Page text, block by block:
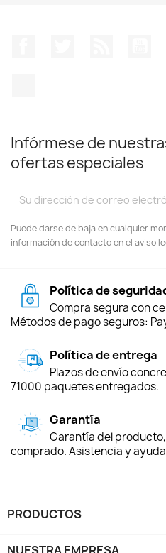
Infórmese de
ofertas especiales
Puede darse de baja en cualquier
información de contacto en el aviso
Política de
Compra segura con
Métodos de pago seguros:
Política de entrega
Plazos de envío
71000 paquetes entregados.
Garantía
Garantía del
comprado. Asistencia y
PRODUCTOS